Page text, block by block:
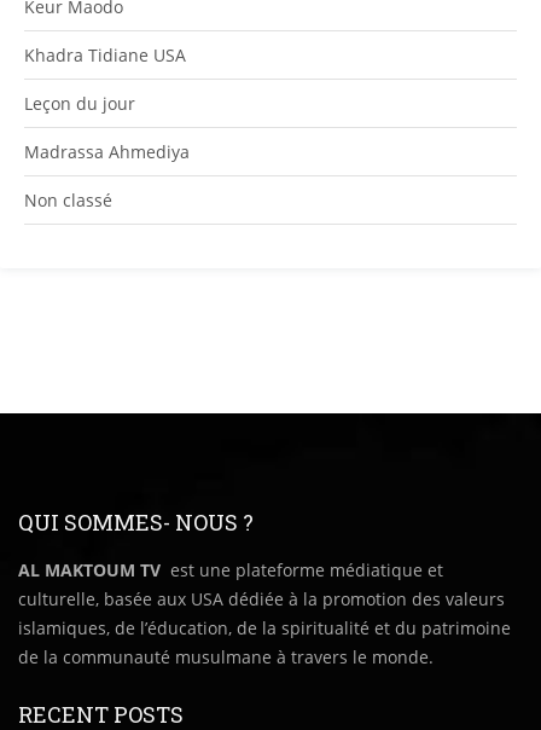
Keur Maodo
Khadra Tidiane USA
Leçon du jour
Madrassa Ahmediya
Non classé
QUI SOMMES- NOUS ?
AL MAKTOUM TV est une plateforme médiatique et
culturelle, basée aux USA dédiée à la promotion des valeurs
islamiques, de l’éducation, de la spiritualité et du patrimoine
de la communauté musulmane à travers le monde.
RECENT POSTS